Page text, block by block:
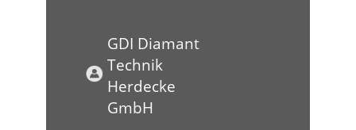
GDI Diamant
Technik
Herdecke
GmbH